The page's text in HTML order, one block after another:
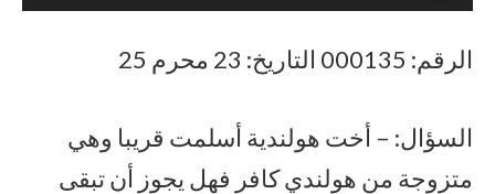
الصوت
الرقم: 000135 التاريخ: 23 محرم 25
السؤال: – أخت هولندية أسلمت قريبا وهي
متزوجة من هولندي كافر فهل يجوز أن تبقى